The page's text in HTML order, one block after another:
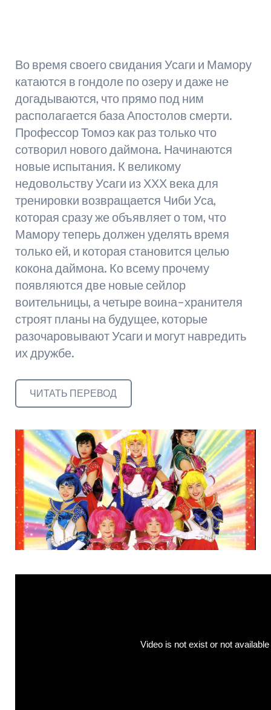
Во время своего свидания Усаги и Мамору
катаются в гондоле по озеру и даже не
догадываются, что прямо под ним
располагается база Апостолов смерти.
Профессор Томоэ как раз только что
сотворил нового даймона. Начинаются
новые испытания. К великому
недовольству Усаги из ХХХ века для
тренировки возвращается Чиби Уса,
которая сразу же объявляет о том, что
Мамору теперь должен уделять время
только ей, и которая становится целью
кокона даймона. Ко всему прочему
появляются две новые сейлор
воительницы, а четыре воина–хранителя
строят планы на будущее, которые
разочаровывают Усаги и могут навредить
их дружбе.
ЧИТАТЬ ПЕРЕВОД